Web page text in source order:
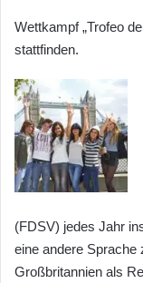
Wettkampf „Trofeo
stattfinden.
(FDSV) jedes Jahr
eine andere Sprache
Großbritannien als